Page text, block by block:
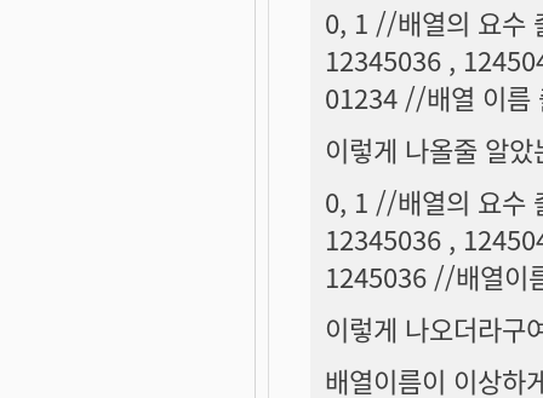
0, 1 //배열의 요수
12345036 ,
01234 //배열 이름
이렇게 나올줄 알았
0, 1 //배열의 요수
12345036 ,
1245036 //배열이
이렇게 나오더라구
배열이름이 이상하